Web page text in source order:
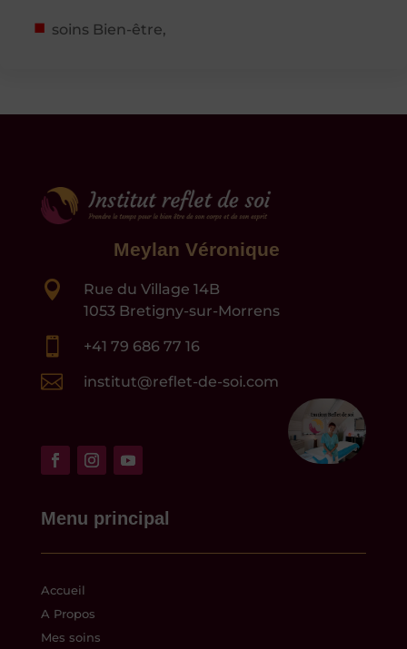
soins Bien-être,
Meylan Véronique

Rue du Village 14B
1053 Bretigny-sur-Morrens
 +41 79 686 77 16
 institut@reflet-de-soi.com
Menu principal
Accueil
A Propos
Mes soins